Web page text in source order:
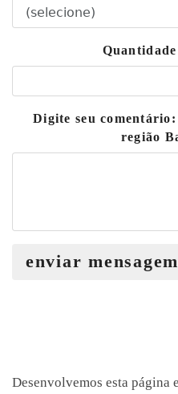
Digite seu
região
enviar mensagem
Desenvolvemos esta página